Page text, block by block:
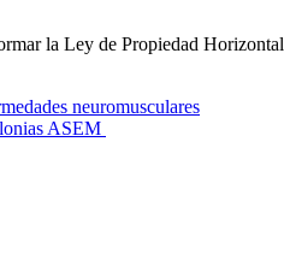
la Ley de Propiedad
ASEM